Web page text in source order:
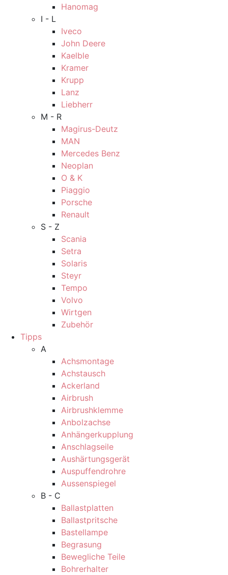
Hanomag
I - L
Iveco
John Deere
Kaelble
Kramer
Krupp
Lanz
Liebherr
M - R
Magirus-Deutz
MAN
Mercedes Benz
Neoplan
O & K
Piaggio
Porsche
Renault
S - Z
Scania
Setra
Solaris
Steyr
Tempo
Volvo
Wirtgen
Zubehör
Tipps
A
Achsmontage
Achstausch
Ackerland
Airbrush
Airbrushklemme
Anbolzachse
Anhängerkupplung
Anschlagseile
Aushärtungsgerät
Auspuffendrohre
Aussenspiegel
B - C
Ballastplatten
Ballastpritsche
Bastellampe
Begrasung
Bewegliche Teile
Bohrerhalter